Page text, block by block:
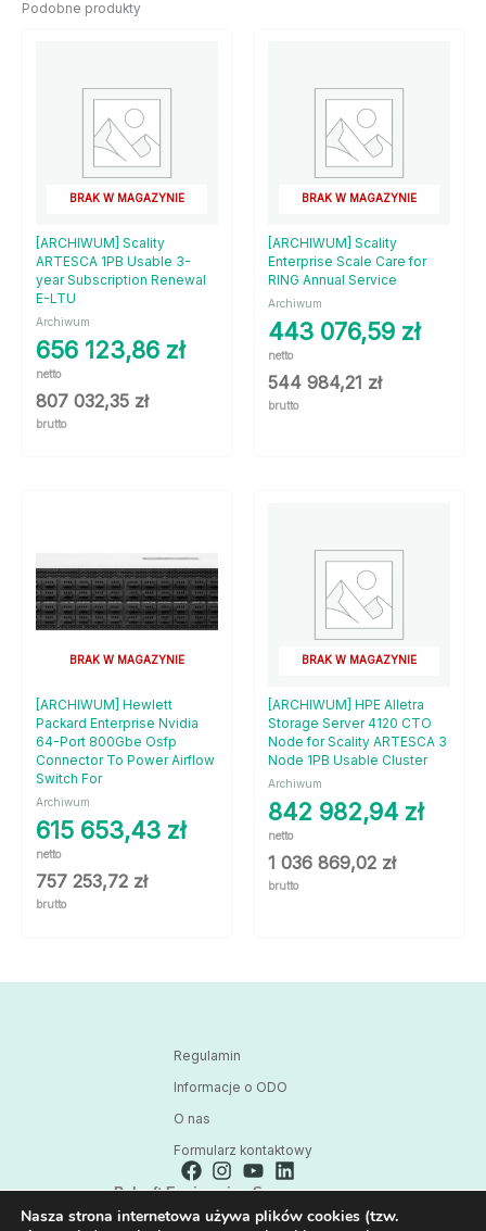
Podobne produkty
BRAK W MAGAZYNIE
[ARCHIWUM] Scality
ARTESCA 1PB Usable 3-
year Subscription Renewal
E-LTU
Archiwum
656 123,86 zł
netto
807 032,35 zł
brutto
BRAK W MAGAZYNIE
[ARCHIWUM] Scality
Enterprise Scale Care for
RING Annual Service
Archiwum
443 076,59 zł
netto
544 984,21 zł
brutto
BRAK W MAGAZYNIE
[ARCHIWUM] Hewlett
Packard Enterprise Nvidia
64-Port 800Gbe Osfp
Connector To Power Airflow
Switch For
Archiwum
615 653,43 zł
netto
757 253,72 zł
brutto
BRAK W MAGAZYNIE
[ARCHIWUM] HPE Alletra
Storage Server 4120 CTO
Node for Scality ARTESCA 3
Node 1PB Usable Cluster
Archiwum
842 982,94 zł
netto
1 036 869,02 zł
brutto
Regulamin
Informacje o ODO
O nas
Formularz kontaktowy
Polsoft Engineering Sp. z o.o.
ul. 73 Pułku Piechoty 1, 40-467 Katowice
Nasza strona internetowa używa plików cookies (tzw.